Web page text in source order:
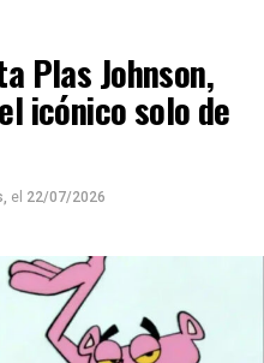
Una vez
el fotógrafo realizó
de los cuerpos
que integrarán la
Plas Johnson,
icónico solo de
el 22/07/2026